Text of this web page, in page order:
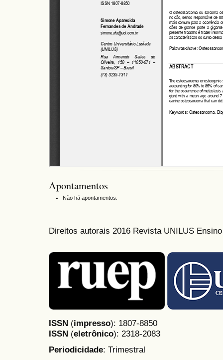
Apontamentos
Não há apontamentos.
Direitos autorais 2016 Revista UNILUS
ISSN (impresso): 1807-8850
ISSN (eletrônico): 2318-2083
Periodicidade: Trimestral